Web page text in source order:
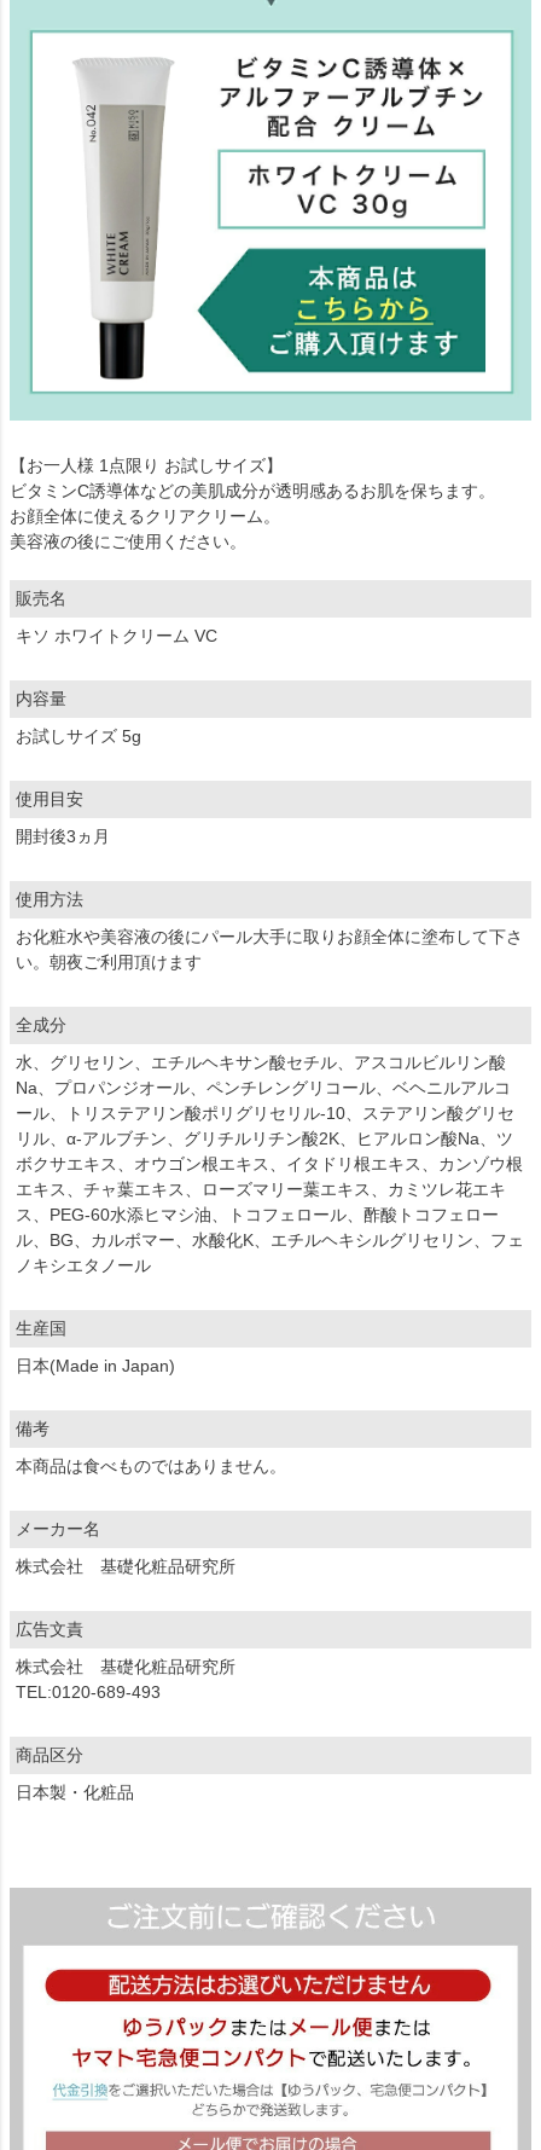
【お一人様 1点限り お試しサイズ】
ビタミンC誘導体などの美肌成分が透明感あるお肌を保ちます。
お顔全体に使えるクリアクリーム。
美容液の後にご使用ください。
販売名
キソ ホワイトクリーム VC
内容量
お試しサイズ 5g
使用目安
開封後3ヵ月
使用方法
お化粧水や美容液の後にパール大手に取りお顔全体に塗布して下さ
い。朝夜ご利用頂けます
全成分
水、グリセリン、エチルヘキサン酸セチル、アスコルビルリン酸
Na、プロパンジオール、ペンチレングリコール、ベヘニルアルコ
ール、トリステアリン酸ポリグリセリル-10、ステアリン酸グリセ
リル、α-アルブチン、グリチルリチン酸2K、ヒアルロン酸Na、ツ
ボクサエキス、オウゴン根エキス、イタドリ根エキス、カンゾウ根
エキス、チャ葉エキス、ローズマリー葉エキス、カミツレ花エキ
ス、PEG-60水添ヒマシ油、トコフェロール、酢酸トコフェロー
ル、BG、カルボマー、水酸化K、エチルヘキシルグリセリン、フェ
ノキシエタノール
生産国
日本(Made in Japan)
備考
本商品は食べものではありません。
メーカー名
株式会社 基礎化粧品研究所
広告文責
株式会社 基礎化粧品研究所
TEL:0120-689-493
商品区分
日本製・化粧品